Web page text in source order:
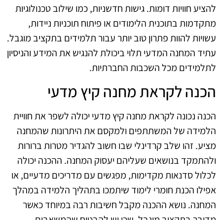
להציע חוויות דומות. גישות חדשניות, כמו שילוב טכנולוגיות
מתקדמות בתוכנית הלימודים או פיתוח תוכניות ניידות,
עשויות להוות פתרון טוב יותר עבור תלמידים בתקציב מוגבל.
עתיד המחנה המדעי תלוי ביכולת להנגיש את המידע והניסיון
לתלמידים מכל השכבות החברתיות.
הכנה לקראת מחנה קיץ מדעי
הכנה נכונה לקראת מחנה קיץ מדעי יכולה לשפר את חוויית
הלמידה של המשתתפים ולמקסם את היתרונות שהמחנה
מציע. זהו שלב קרדינלי שבו חשוב להגדיר מטרות ברורות
ולהתמקד בנושאים שעליהם יעסוק המחנה. ההכנה יכולה
לכלול סדנאות מקדימות, מפגשים עם מדריכים מדעיים, או
אפילו הכנת חומרי לימוד שיתמכו בתהליך הלמידה במהלך
המחנה. נושא ההכנה מקבל חשיבות רבה במיוחד כאשר